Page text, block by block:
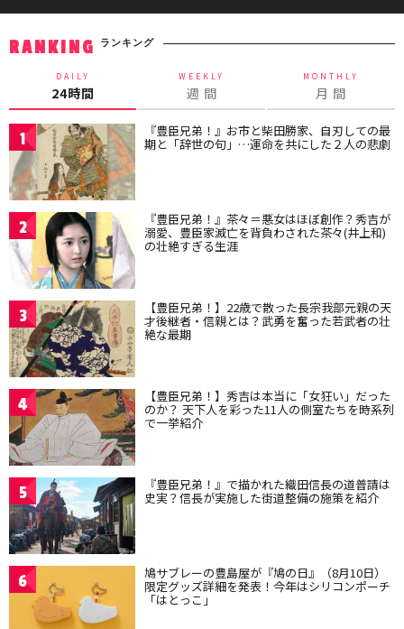
RANKING ランキング
DAILY
24時間
WEEKLY
週 間
MONTHLY
月 間
1 『豊臣兄弟！』お市と柴田勝家、自刃しての最
期と「辞世の句」…運命を共にした２人の悲劇
2 『豊臣兄弟！』茶々＝悪女はほぼ創作？秀吉が
溺愛、豊臣家滅亡を背負わされた茶々(井上和)
の壮絶すぎる生涯
3 【豊臣兄弟！】22歳で散った長宗我部元親の天
才後継者・信親とは？武勇を奮った若武者の壮
絶な最期
4 【豊臣兄弟！】秀吉は本当に「女狂い」だった
のか？ 天下人を彩った11人の側室たちを時系列
で一挙紹介
5 『豊臣兄弟！』で描かれた織田信長の道普請は
史実？信長が実施した街道整備の施策を紹介
6 鳩サブレーの豊島屋が『鳩の日』（8月10日）
限定グッズ詳細を発表！今年はシリコンポーチ
「はとっこ」